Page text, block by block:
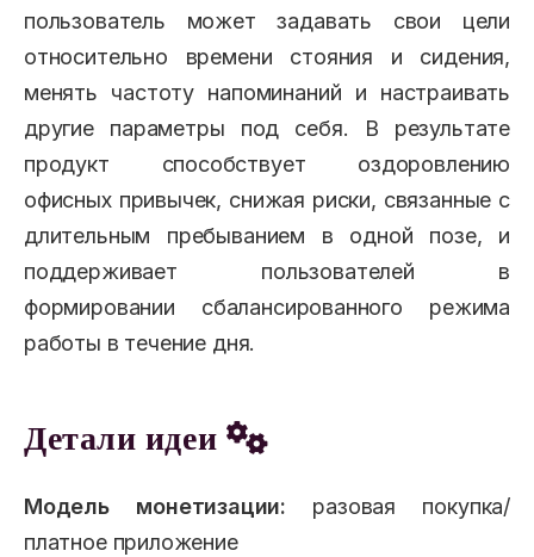
пользователь может задавать свои цели
относительно времени стояния и сидения,
менять частоту напоминаний и настраивать
другие параметры под себя. В результате
продукт способствует оздоровлению
офисных привычек, снижая риски, связанные с
длительным пребыванием в одной позе, и
поддерживает пользователей в
формировании сбалансированного режима
работы в течение дня.
Детали идеи
Модель монетизации: разовая покупка/
платное приложение